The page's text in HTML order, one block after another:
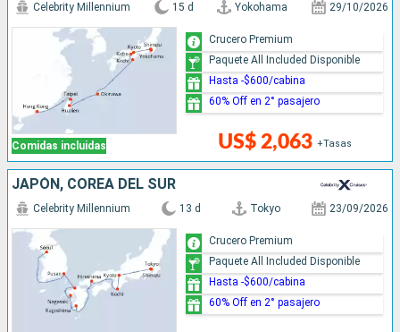
Comidas incluidas
Celebrity Millennium 15 d Yokohama 29/10/2026
US$ 2,063 +Tasas
Crucero Premium
Paquete All Included Disponible
Hasta -$600/cabina
60% Off en 2° pasajero
JAPÓN, COREA DEL SUR
Celebrity Millennium 13 d Tokyo 23/09/2026
Crucero Premium
Paquete All Included Disponible
Hasta -$600/cabina
60% Off en 2° pasajero